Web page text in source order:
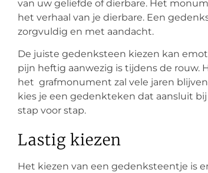
van uw geliefde of dierbare. Het
het verhaal van je dierbare. Een
zorgvuldig en met aandacht.
De juiste gedenksteen kiezen kan
pijn heftig aanwezig is tijdens de rouw.
het grafmonument zal vele jaren
kies je een gedenkteken dat aansluit
stap voor stap.
Lastig kiezen
Het kiezen van een gedenksteentje is